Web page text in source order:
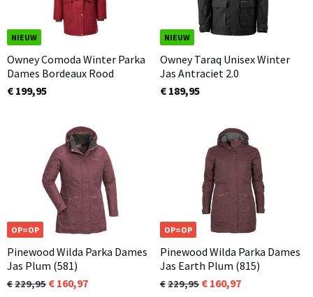
NIEUW
Owney Comoda Winter Parka
Dames Bordeaux Rood
€ 199,95
NIEUW
Owney Taraq Unisex Winter
Jas Antraciet 2.0
€ 189,95
OP=OP
Pinewood Wilda Parka Dames
Jas Plum (581)
229,95 160,97
OP=OP
Pinewood Wilda Parka Dames
Jas Earth Plum (815)
229,95 160,97